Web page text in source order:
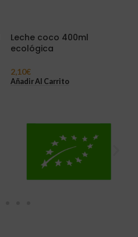
Leche coco 400ml
ecológica
2,10€
Añadir Al Carrito